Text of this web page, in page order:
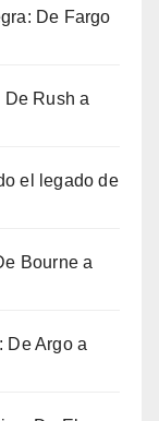
De Fargo
Rush a
el legado de
Bourne a
De Argo a